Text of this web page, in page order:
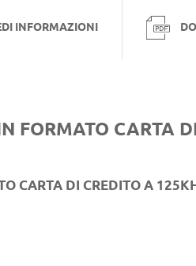
INFORMAZIONI
FORMATO CARTA
CARTA DI CREDITO A